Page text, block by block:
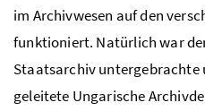
im Archivwesen auf den
funktioniert. Natürlich war
Staatsarchiv untergebrachte
geleitete Ungarische